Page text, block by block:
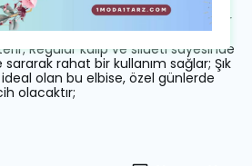
şekli pratik kullanım imkanı
ve şıklığı bir arada sunar; Her
geniş bir kullanıcı
Regular kalıp ve silueti sayesinde
rahat bir kullanım sağlar; Şık
olan bu elbise, özel günlerde
olacaktır;